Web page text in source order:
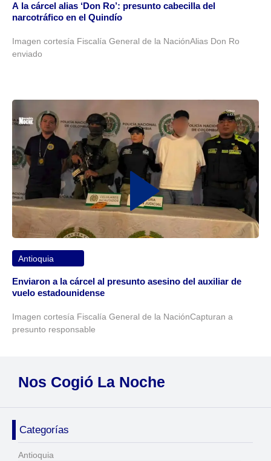
A la cárcel alias ‘Don Ro’: presunto cabecilla del
narcotráfico en el Quindío
Imagen cortesía Fiscalía General de la NaciónAlias Don Ro
enviado
Antioquia
Enviaron a la cárcel al presunto asesino del auxiliar de
vuelo estadounidense
Imagen cortesía Fiscalía General de la NaciónCapturan a
presunto responsable
Nos Cogió La Noche
Categorías
Antioquia